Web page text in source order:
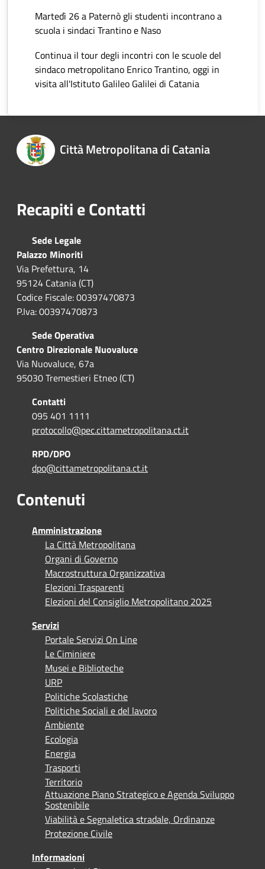
Martedì 26 a Paternò gli studenti incontrano a
scuola i sindaci Trantino e Naso
Continua il tour degli incontri con le scuole del
sindaco metropolitano Enrico Trantino, oggi in
visita all'Istituto Galileo Galilei di Catania
Città Metropolitana di Catania
Recapiti e Contatti
Sede Legale
Palazzo Minoriti
Via Prefettura, 14
95124 Catania (CT)
Codice Fiscale: 00397470873
P.Iva: 00397470873
Sede Operativa
Centro Direzionale Nuovaluce
Via Nuovaluce, 67a
95030 Tremestieri Etneo (CT)
Contatti
095 401 1111
protocollo@pec.cittametropolitana.ct.it
RPD/DPO
dpo@cittametropolitana.ct.it
Contenuti
Amministrazione
La Città Metropolitana
Organi di Governo
Macrostruttura Organizzativa
Elezioni Trasparenti
Elezioni del Consiglio Metropolitano 2025
Servizi
Portale Servizi On Line
Le Ciminiere
Musei e Biblioteche
URP
Politiche Scolastiche
Politiche Sociali e del lavoro
Ambiente
Ecologia
Energia
Trasporti
Territorio
Attuazione Piano Strategico e Agenda Sviluppo
Sostenibile
Viabilità e Segnaletica stradale, Ordinanze
Protezione Civile
Informazioni